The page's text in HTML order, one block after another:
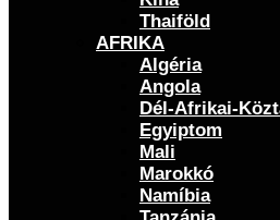
Thaiföld
AFRIKA
Algéria
Angola
Dél-Afrikai-
Egyiptom
Mali
Marokkó
Namíbia